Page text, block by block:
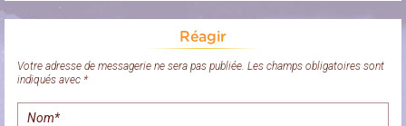
Réagir
Votre adresse de messagerie ne sera pas publiée. Les champs obligatoires sont
indiqués avec *